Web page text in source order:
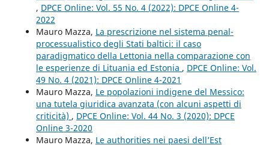
, DPCE Online: Vol. 55 No. 4 (2022): DPCE Online 4-
2022
Mauro Mazza, La prescrizione nel sistema penal-
processualistico degli Stati baltici: il caso
paradigmatico della Lettonia nella comparazione con
le esperienze di Lituania ed Estonia , DPCE Online: Vol.
49 No. 4 (2021): DPCE Online 4-2021
Mauro Mazza, Le popolazioni indigene del Messico:
una tutela giuridica avanzata (con alcuni aspetti di
criticità) , DPCE Online: Vol. 44 No. 3 (2020): DPCE
Online 3-2020
Mauro Mazza, Le authorities nei paesi dell’Est